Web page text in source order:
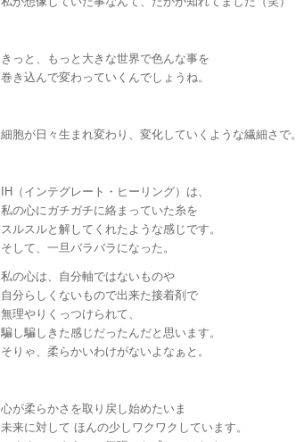
きっと、もっと大きな世界で色んな事を
巻き込んで変わっていくんでしょうね。
細胞が日々生まれ変わり、変化していくような繊細さで。
IH（インテグレート・ヒーリング）は、
私の心にガチガチに絡まっていた糸を
スルスルと解してくれたような感じです。
そして、一旦バラバラになった。
私の心は、自分軸ではないものや
自分らしくないもので出来た接着剤で
無理やりくっつけられて、
騙し騙しきた感じだったんだと思います。
そりゃ、柔らかいわけがないよなぁと。
心が柔らかさを取り戻し始めたいま
未来に対して ほんの少しワクワクしています。